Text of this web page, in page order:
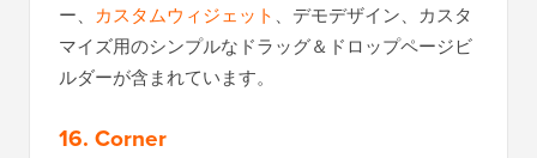
ー、 カスタムウィジェット 、デモデザイン、カスタ
マイズ用のシンプルなドラッグ＆ドロップページビ
ルダーが含まれています。
16. Corner